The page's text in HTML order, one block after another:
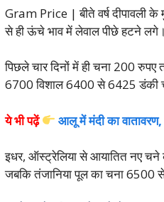
Gram Price | बीते वर्ष दीपावली
से ही ऊंचे भाव में लेवाल पीछे हटने
पिछले चार दिनों में ही चना 200
6700 विशाल 6400 से 6425 डंकी
ये भी पढ़ें आलू में मंदी का
इधर, ऑस्ट्रेलिया से आयातित नए चने
जबकि तंजानिया पूल का चना 6500